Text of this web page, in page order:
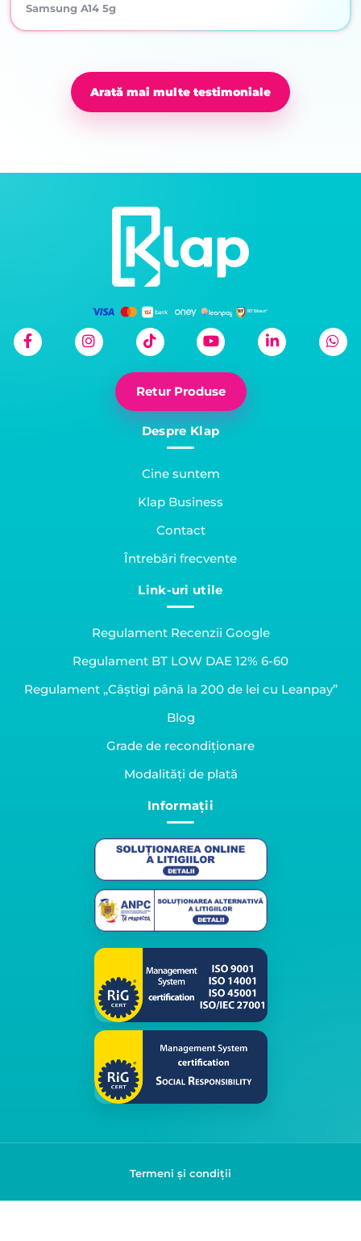
Samsung A14 5g
Arată mai multe testimoniale
Retur Produse
Despre Klap
Cine suntem
Klap Business
Contact
Întrebări frecvente
Link-uri utile
Regulament Recenzii Google
Regulament BT LOW DAE 12% 6-60
Regulament „Câștigi până la 200 de lei cu Leanpay”
Blog
Grade de recondiționare
Modalități de plată
Informații
Termeni și condiții
Politica de confidențialitate